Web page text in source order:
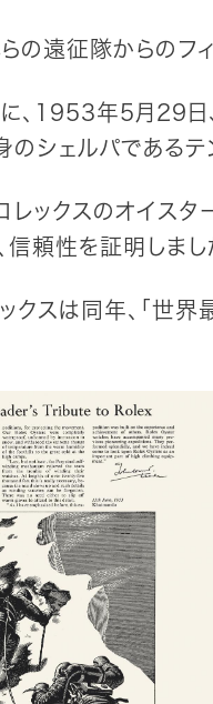
らの遠征隊からのフ
に、1953年5月29日
のシェルパであるテ
レックスのオイス
信頼性を証明しまし
ックスは同年、「世